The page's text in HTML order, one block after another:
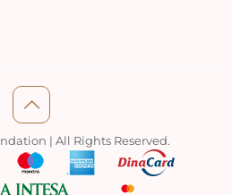
| All Rights Reserved.